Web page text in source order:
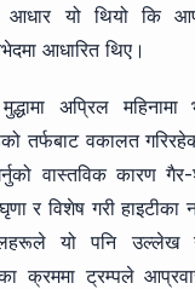
यो थियो कि
आधारित थिए।
अप्रिल
तर्फबाट वकालत
वास्तविक कारण
र विशेष गरी हाइटीका
यो पनि उल्लेख
क्रममा ट्रम्पले